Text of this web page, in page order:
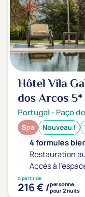
Hôtel Vila
dos Arcos5*
Portugal - Paço
Spa Nouveau !
4 formules
Restauration
Accès à
à partir de
216 € /personne
pour 2 nuits